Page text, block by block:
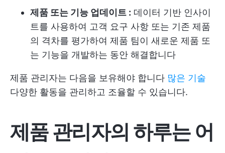
제품 또는 기능 업데이트 : 데이터 기반 인사이
트를 사용하여 고객 요구 사항 또는 기존 제품
의 격차를 평가하여 제품 팀이 새로운 제품 또
는 기능을 개발하는 동안 해결합니다
제품 관리자는 다음을 보유해야 합니다 많은 기술
다양한 활동을 관리하고 조율할 수 있습니다.
제품 관리자의 하루는 어